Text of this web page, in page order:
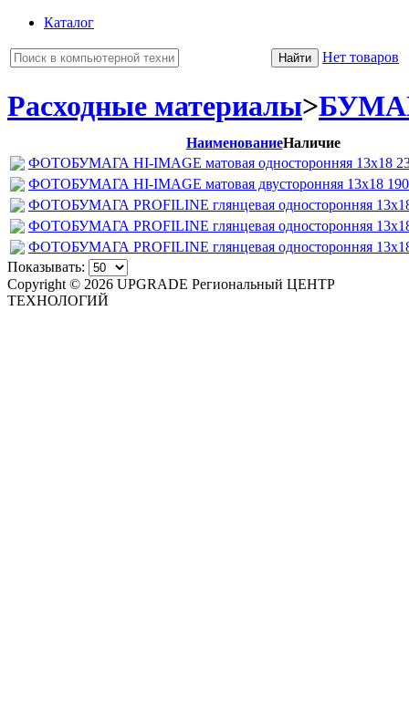
Каталог
Нет товаров
Расходные материалы>
НаименованиеНаличие
ФОТОБУМАГА HI-IMAGE матовая односторонняя 13x18
ФОТОБУМАГА HI-IMAGE матовая двусторонняя 13x18 190
ФОТОБУМАГА PROFILINE глянцевая односторонняя
ФОТОБУМАГА PROFILINE глянцевая односторонняя
ФОТОБУМАГА PROFILINE глянцевая односторонняя
Показывать:
Copyright © 2026 UPGRADE Региональный ЦЕНТР
ТЕХНОЛОГИЙ